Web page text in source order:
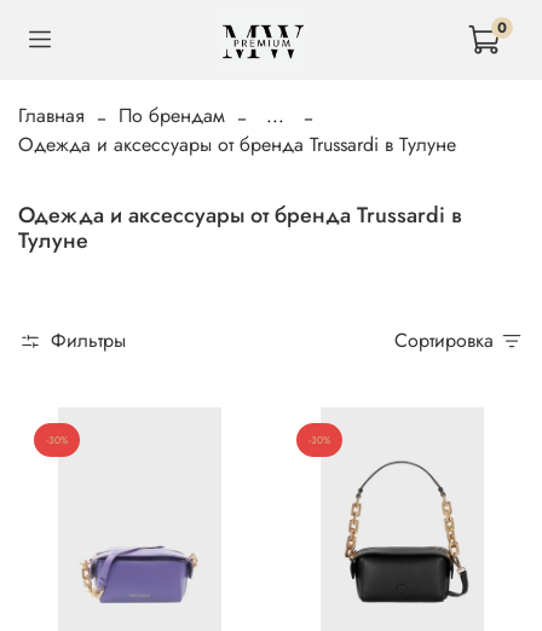
0
Главная По брендам
...
Одежда и аксессуары от бренда Trussardi в Тулуне
Одежда и аксессуары от бренда Trussardi в
Тулуне
Фильтры Сортировка
-30% -30%